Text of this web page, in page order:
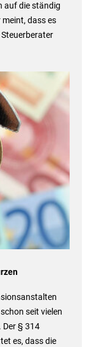
auf die ständig
dass es
seit vielen
Der § 314
es, dass die